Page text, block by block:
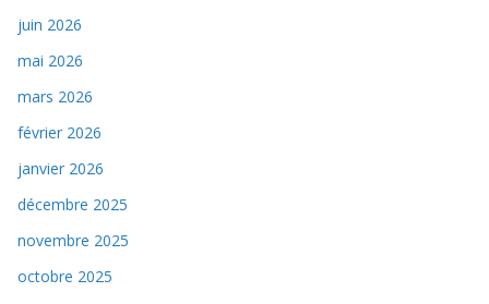
juin 2026
mai 2026
mars 2026
février 2026
janvier 2026
décembre 2025
novembre 2025
octobre 2025